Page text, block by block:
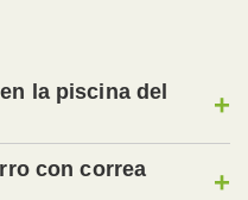
la piscina del
+
con correa
+